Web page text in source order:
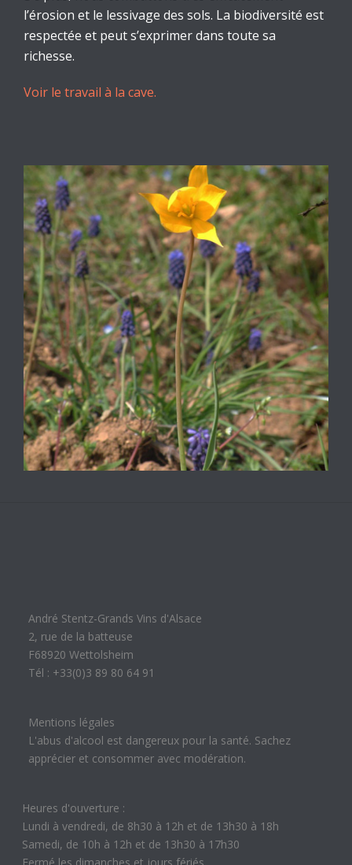
l’érosion et le lessivage des sols. La biodiversité est
respectée et peut s’exprimer dans toute sa
richesse.
Voir le travail à la cave.
André Stentz-Grands Vins d'Alsace
2, rue de la batteuse
F68920 Wettolsheim
Tél : +33(0)3 89 80 64 91
Mentions légales
L'abus d'alcool est dangereux pour la santé. Sachez
apprécier et consommer avec modération.
Heures d'ouverture :
Lundi à vendredi, de 8h30 à 12h et de 13h30 à 18h
Samedi, de 10h à 12h et de 13h30 à 17h30